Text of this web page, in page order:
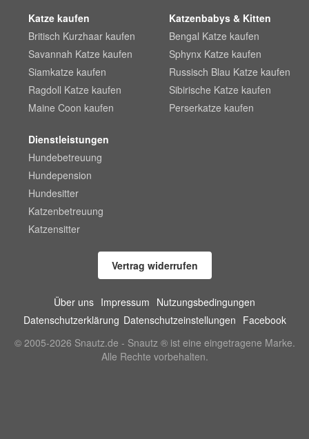
Katze kaufen
Britisch Kurzhaar kaufen
Savannah Katze kaufen
Siamkatze kaufen
Ragdoll Katze kaufen
Maine Coon kaufen
Katzenbabys & Kitten
Bengal Katze kaufen
Sphynx Katze kaufen
Russisch Blau Katze kaufen
Sibirische Katze kaufen
Perserkatze kaufen
Dienstleistungen
Hundebetreuung
Hundepension
Hundesitter
Katzenbetreuung
Katzensitter
Vertrag widerrufen
Über uns Impressum Nutzungsbedingungen
Datenschutzerklärung Datenschutzeinstellungen Facebook
© 2005-2026 Snautz.de - Snautz ® ist eine eingetragene Marke.
Alle Rechte vorbehalten.